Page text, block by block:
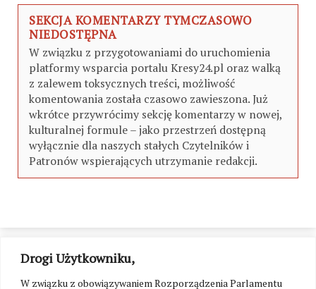
Drogi Użytkowniku,
W związku z obowiązywaniem Rozporządzenia Parlamentu
SEKCJA KOMENTARZY TYMCZASOWO
NIEDOSTĘPNA
W związku z przygotowaniami do uruchomienia
platformy wsparcia portalu Kresy24.pl oraz walką
z zalewem toksycznych treści, możliwość
komentowania została czasowo zawieszona. Już
wkrótce przywrócimy sekcję komentarzy w nowej,
kulturalnej formule – jako przestrzeń dostępną
wyłącznie dla naszych stałych Czytelników i
Patronów wspierających utrzymanie redakcji.